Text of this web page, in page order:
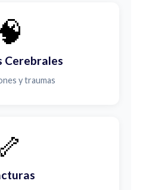
Cerebrales
y traumas